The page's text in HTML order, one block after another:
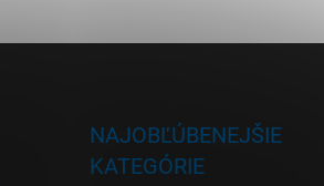
NAJOBĽÚBENEJŠIE
KATEGÓRIE